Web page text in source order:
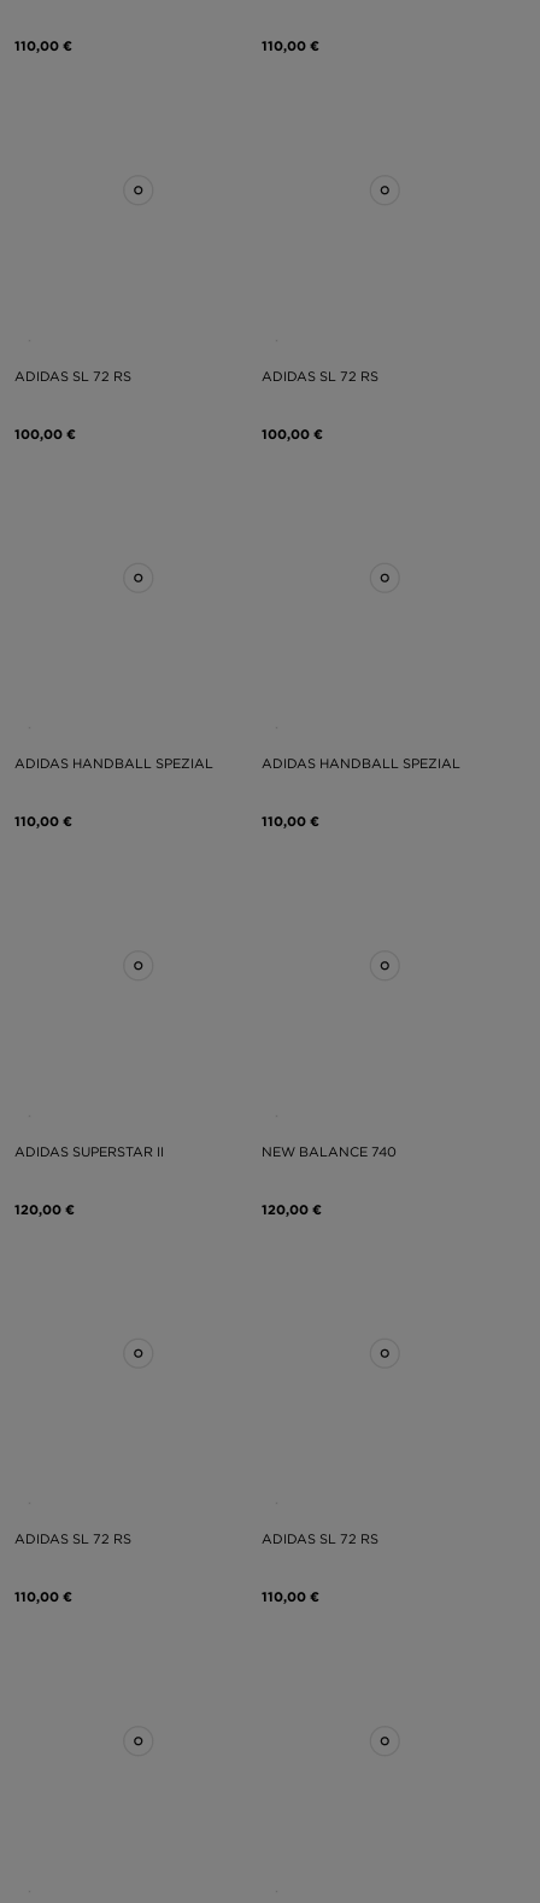
110,00 € 110,00 €
ADIDAS SL 72 RS
100,00 €
ADIDAS SL 72 RS
100,00 €
ADIDAS HANDBALL SPEZIAL
110,00 €
ADIDAS HANDBALL SPEZIAL
110,00 €
ADIDAS SUPERSTAR II
120,00 €
NEW BALANCE 740
120,00 €
ADIDAS SL 72 RS
110,00 €
ADIDAS SL 72 RS
110,00 €